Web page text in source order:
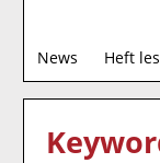
News Heft